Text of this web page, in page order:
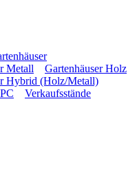
Metall
Gartenhäuser Holz
Hybrid (Holz/Metall)
Verkaufsstände